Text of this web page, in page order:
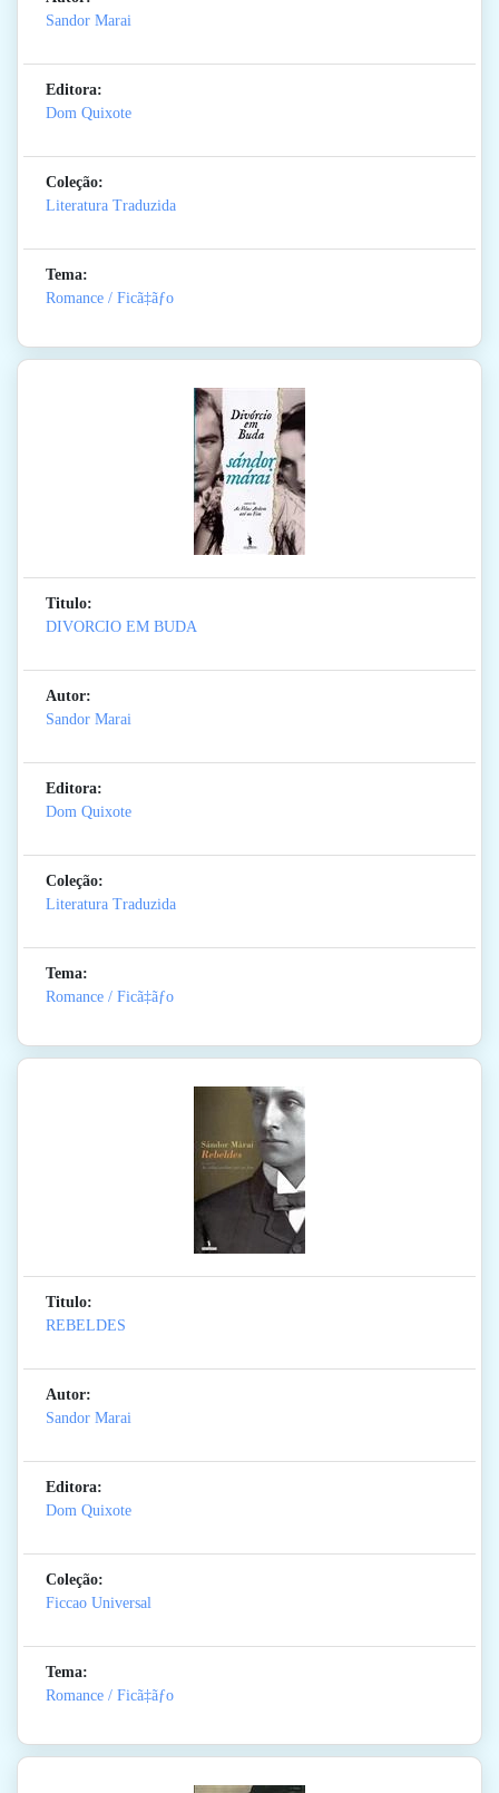
Sandor Marai
Editora:
Dom Quixote
Coleção:
Literatura Traduzida
Tema:
Romance / Ficã‡ãƒo
Titulo:
DIVORCIO EM BUDA
Autor:
Sandor Marai
Editora:
Dom Quixote
Coleção:
Literatura Traduzida
Tema:
Romance / Ficã‡ãƒo
Titulo:
REBELDES
Autor:
Sandor Marai
Editora:
Dom Quixote
Coleção:
Ficcao Universal
Tema:
Romance / Ficã‡ãƒo